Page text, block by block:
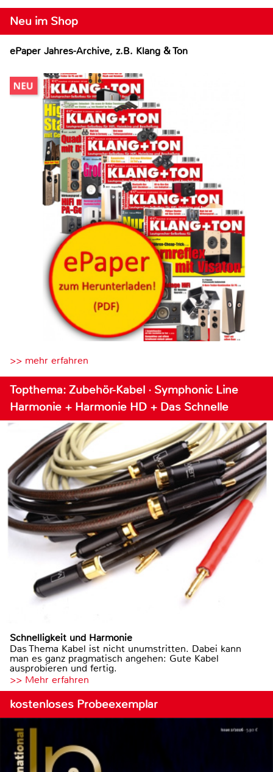
Neu im Shop
ePaper Jahres-Archive, z.B. Klang & Ton
>> mehr erfahren
Topthema: Zubehör-Kabel · Symphonic Line
Harmonie + Harmonie HD + Das Schnelle
Schnelligkeit und Harmonie
Das Thema Kabel ist nicht unumstritten. Dabei kann
man es ganz pragmatisch angehen: Gute Kabel
ausprobieren und fertig.
>> Mehr erfahren
kostenloses Probeexemplar